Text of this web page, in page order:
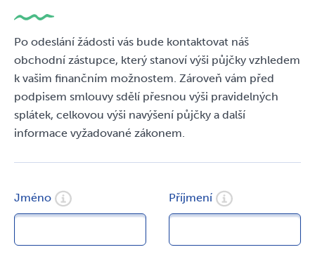
Po odeslání žádosti vás bude kontaktovat náš
obchodní zástupce, který stanoví výši půjčky vzhledem
k vašim finančním možnostem. Zároveň vám před
podpisem smlouvy sdělí přesnou výši pravidelných
splátek, celkovou výši navýšení půjčky a další
informace vyžadované zákonem.
Jméno Příjmení